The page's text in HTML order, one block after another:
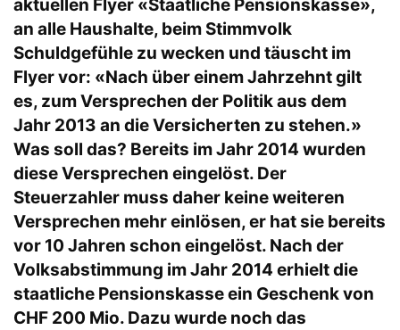
aktuellen Flyer «Staatliche Pensionskasse»,
an alle Haushalte, beim Stimmvolk
Schuldgefühle zu wecken und täuscht im
Flyer vor: «Nach über einem Jahrzehnt gilt
es, zum Versprechen der Politik aus dem
Jahr 2013 an die Versicherten zu stehen.»
Was soll das? Bereits im Jahr 2014 wurden
diese Versprechen eingelöst. Der
Steuerzahler muss daher keine weiteren
Versprechen mehr einlösen, er hat sie bereits
vor 10 Jahren schon eingelöst. Nach der
Volksabstimmung im Jahr 2014 erhielt die
staatliche Pensionskasse ein Geschenk von
CHF 200 Mio. Dazu wurde noch das